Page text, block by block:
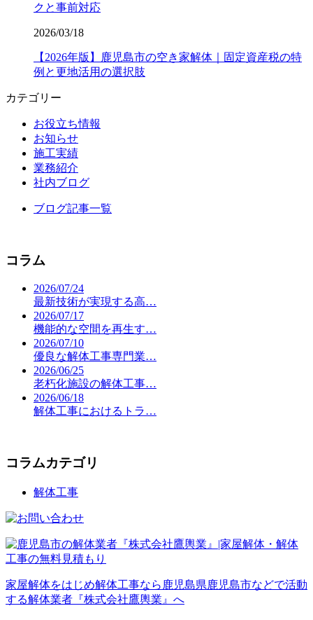
クと事前対応
2026/03/18
【2026年版】鹿児島市の空き家解体｜固定資産税の特
例と更地活用の選択肢
カテゴリー
お役立ち情報
お知らせ
施工実績
業務紹介
社内ブログ
ブログ記事一覧
コラム
2026/07/24
最新技術が実現する高…
2026/07/17
機能的な空間を再生す…
2026/07/10
優良な解体工事専門業…
2026/06/25
老朽化施設の解体工事…
2026/06/18
解体工事におけるトラ…
コラムカテゴリ
解体工事
家屋解体をはじめ解体工事なら鹿児島県鹿児島市などで活動
する解体業者『株式会社鷹輿業』へ